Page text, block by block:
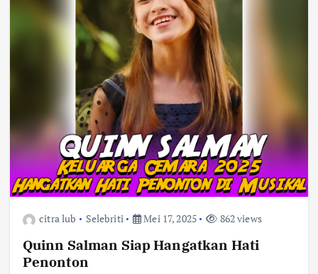
citra lub Selebriti Mei 17, 2025 862 views
Quinn Salman Siap Hangatkan Hati
Penonton